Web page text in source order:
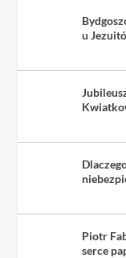
u
Piotr
serce